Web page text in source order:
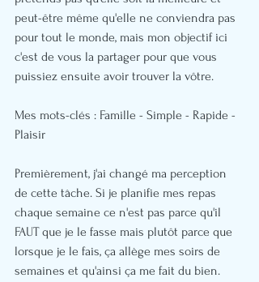
peut-être même qu'elle ne conviendra pas
pour tout le monde, mais mon objectif ici
c'est de vous la partager pour que vous
puissiez ensuite avoir trouver la vôtre.
Mes mots-clés : Famille - Simple - Rapide -
Plaisir
Premièrement, j'ai changé ma perception
de cette tâche. Si je planifie mes repas
chaque semaine ce n'est pas parce qu'il
FAUT que je le fasse mais plutôt parce que
lorsque je le fais, ça allège mes soirs de
semaines et qu'ainsi ça me fait du bien.